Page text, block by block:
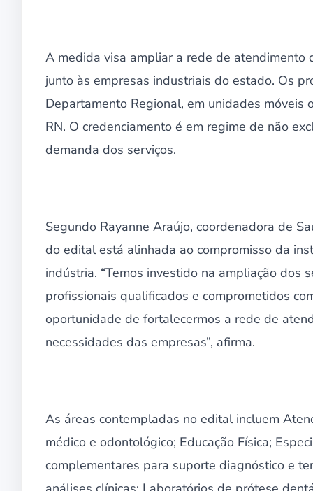
A medida visa ampliar a rede de atendimento
junto às empresas industriais do estado. Os
Departamento Regional, em unidades
RN. O credenciamento é em regime de não
demanda dos serviços.
Segundo Rayanne Araújo, coordenadora de
do edital está alinhada ao compromisso da
indústria. “Temos investido na ampliação dos
profissionais qualificados e comprometidos
oportunidade de fortalecermos a rede de
necessidades das empresas”, afirma.
As áreas contempladas no edital incluem
médico e odontológico; Educação Física;
complementares para suporte diagnóstico e